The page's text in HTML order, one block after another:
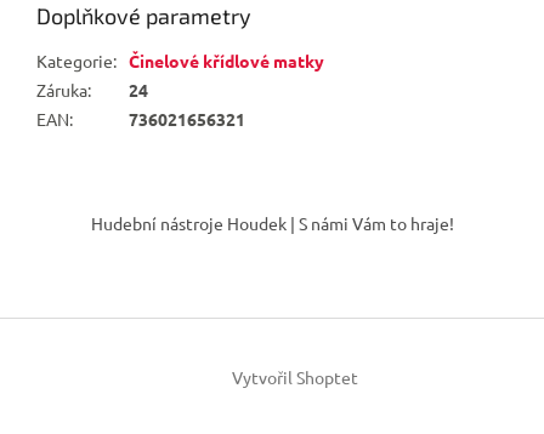
Doplňkové parametry
Kategorie: Činelové křídlové matky
Záruka:
24
EAN: 736021656321
í
Hudební nástroje Houdek | S námi Vám to hraje!
Vytvořil Shoptet